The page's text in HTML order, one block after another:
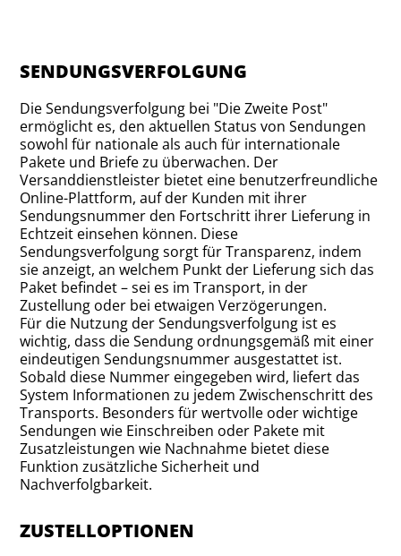
SENDUNGSVERFOLGUNG
Die Sendungsverfolgung bei "Die Zweite Post"
ermöglicht es, den aktuellen Status von Sendungen
sowohl für nationale als auch für internationale
Pakete und Briefe zu überwachen. Der
Versanddienstleister bietet eine benutzerfreundliche
Online-Plattform, auf der Kunden mit ihrer
Sendungsnummer den Fortschritt ihrer Lieferung in
Echtzeit einsehen können. Diese
Sendungsverfolgung sorgt für Transparenz, indem
sie anzeigt, an welchem Punkt der Lieferung sich das
Paket befindet – sei es im Transport, in der
Zustellung oder bei etwaigen Verzögerungen.
Für die Nutzung der Sendungsverfolgung ist es
wichtig, dass die Sendung ordnungsgemäß mit einer
eindeutigen Sendungsnummer ausgestattet ist.
Sobald diese Nummer eingegeben wird, liefert das
System Informationen zu jedem Zwischenschritt des
Transports. Besonders für wertvolle oder wichtige
Sendungen wie Einschreiben oder Pakete mit
Zusatzleistungen wie Nachnahme bietet diese
Funktion zusätzliche Sicherheit und
Nachverfolgbarkeit.
ZUSTELLOPTIONEN